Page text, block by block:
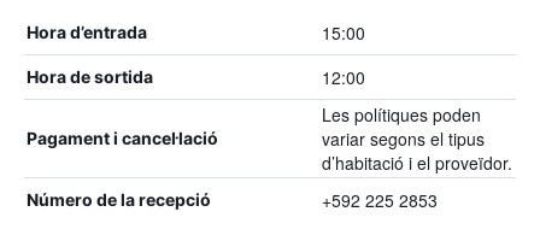
Hora d’entrada 15:00
Hora de sortida 12:00
Pagament i cancel·lació
Les polítiques poden
variar segons el tipus
d’habitació i el proveïdor.
Número de la recepció +592 225 2853